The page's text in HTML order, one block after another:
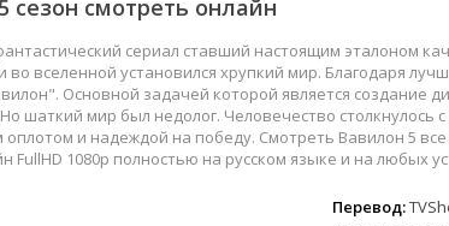
Netflix
Amazon Prime Video
Hulu
HBO Max
Disney+
Peacock
Великобритания
Франция
Германия
Турция
Индия
сезон смотреть онлайн
сериал ставший настоящим эталоном
вселенной установился хрупкий мир. Благодаря
Основной задачей которой является создание
шаткий мир был недолог. Человечество столкнулось
оплотом и надеждой на победу. Смотреть Вавилон 5
FullHD 1080p полностью на русском языке и на любых
Перевод: